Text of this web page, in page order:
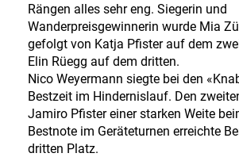
Rängen alles sehr eng. Siegerin und
Wanderpreisgewinnerin wurde Mia
gefolgt von Katja Pfister auf dem
Elin Rüegg auf dem dritten.
Nico Weyermann siegte bei den
Bestzeit im Hindernislauf. Den
Jamiro Pfister einer starken Weite
Bestnote im Geräteturnen erreichte
dritten Platz.